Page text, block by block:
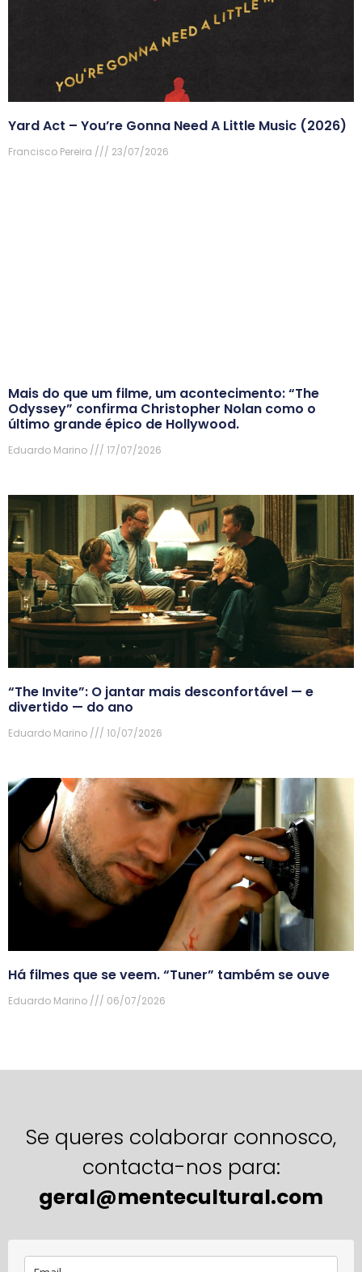
Yard Act – You’re Gonna Need A Little Music (2026)
Francisco Pereira 23/07/2026
Mais do que um filme, um acontecimento: “The
Odyssey” confirma Christopher Nolan como o
último grande épico de Hollywood.
Eduardo Marino 17/07/2026
“The Invite”: O jantar mais desconfortável — e
divertido — do ano
Eduardo Marino 10/07/2026
Há filmes que se veem. “Tuner” também se ouve
Eduardo Marino 06/07/2026
Se queres colaborar connosco,
contacta-nos para:
geral@mentecultural.com